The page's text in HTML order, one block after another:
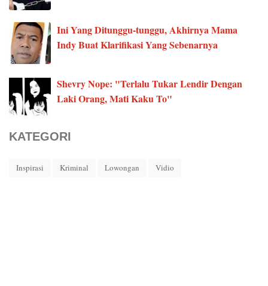
Ini Yang Ditunggu-tunggu, Akhirnya Mama
Indy Buat Klarifikasi Yang Sebenarnya
Shevry Nope: "Terlalu Tukar Lendir Dengan
Laki Orang, Mati Kaku To"
KATEGORI
Inspirasi Kriminal Lowongan Vidio